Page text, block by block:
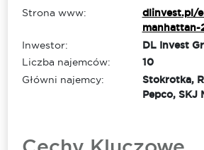
Strona www:
dlinvest.pl/
manhattan-
Inwestor:
DL Invest
Liczba najemców:
10
Główni najemcy:
Stokrotka,
Pepco, SKJ